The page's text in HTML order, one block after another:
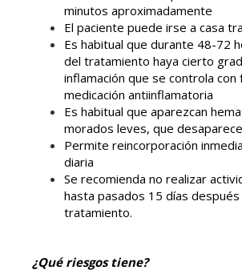
minutos aproximadamente
El paciente puede irse a casa
Es habitual que durante 48-72
del tratamiento haya cierto
inflamación que se controla con
medicación antiinflamatoria
Es habitual que aparezcan
morados leves, que
Permite reincorporación
diaria
Se recomienda no realizar
hasta pasados 15 días después
tratamiento.
¿Qué riesgos tiene?